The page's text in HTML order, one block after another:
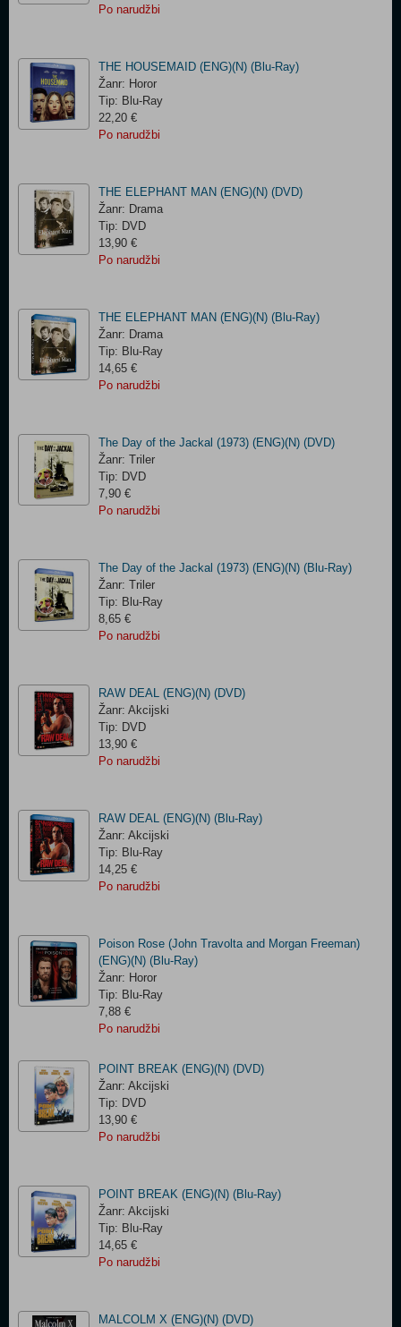
Po narudžbi
THE HOUSEMAID (ENG)(N) (Blu-Ray)
Žanr: Horor
Tip: Blu-Ray
22,20 €
Po narudžbi
THE ELEPHANT MAN (ENG)(N) (DVD)
Žanr: Drama
Tip: DVD
13,90 €
Po narudžbi
THE ELEPHANT MAN (ENG)(N) (Blu-Ray)
Žanr: Drama
Tip: Blu-Ray
14,65 €
Po narudžbi
The Day of the Jackal (1973) (ENG)(N) (DVD)
Žanr: Triler
Tip: DVD
7,90 €
Po narudžbi
The Day of the Jackal (1973) (ENG)(N) (Blu-Ray)
Žanr: Triler
Tip: Blu-Ray
8,65 €
Po narudžbi
RAW DEAL (ENG)(N) (DVD)
Žanr: Akcijski
Tip: DVD
13,90 €
Po narudžbi
RAW DEAL (ENG)(N) (Blu-Ray)
Žanr: Akcijski
Tip: Blu-Ray
14,25 €
Po narudžbi
Poison Rose (John Travolta and Morgan Freeman)
(ENG)(N) (Blu-Ray)
Žanr: Horor
Tip: Blu-Ray
7,88 €
Po narudžbi
POINT BREAK (ENG)(N) (DVD)
Žanr: Akcijski
Tip: DVD
13,90 €
Po narudžbi
POINT BREAK (ENG)(N) (Blu-Ray)
Žanr: Akcijski
Tip: Blu-Ray
14,65 €
Po narudžbi
MALCOLM X (ENG)(N) (DVD)